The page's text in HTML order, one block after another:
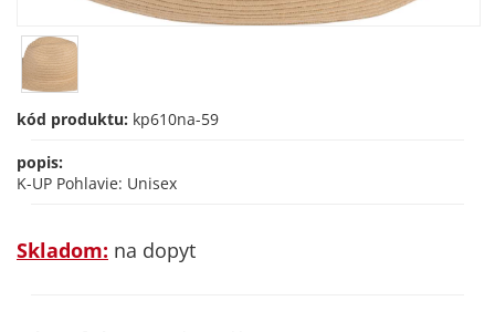
kód produktu: kp610na-59
popis:
K-UP Pohlavie: Unisex
Skladom: na dopyt